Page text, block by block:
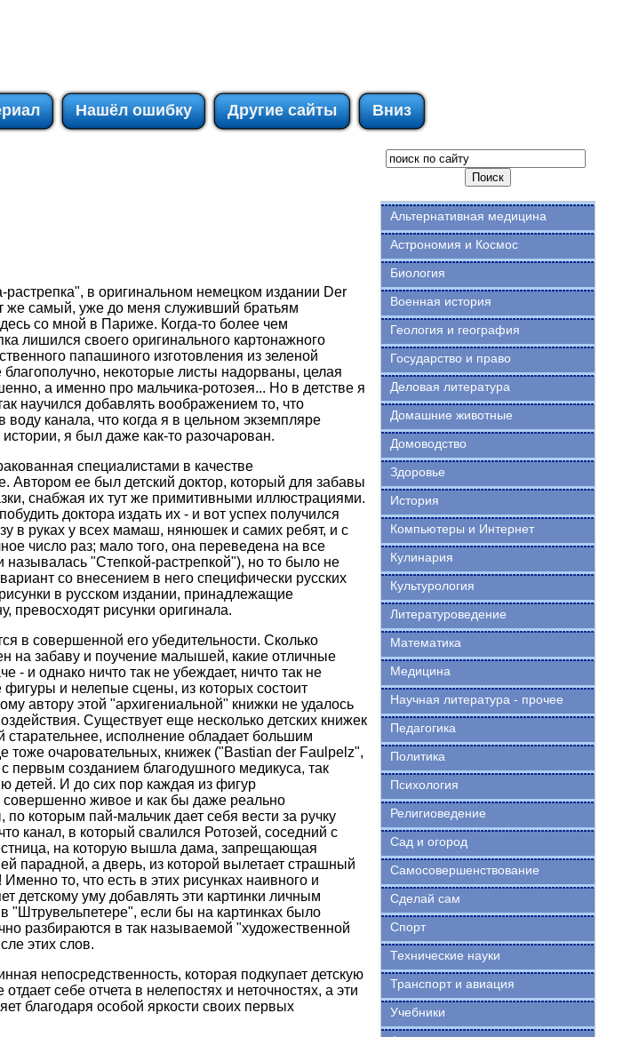
Нашёл ошибку Другие сайты Вниз
в оригинальном немецком издании Der
же самый, уже до меня служивший братьям
со мной в Париже. Когда-то более чем
лишился своего оригинального картонажного
папашиного изготовления из зеленой
некоторые листы надорваны, целая
а именно про мальчика-ротозея... Но в детстве я
научился добавлять воображением то, что
воду канала, что когда я в цельном экземпляре
я был даже как-то разочарован.
специалистами в качестве
Автором ее был детский доктор, который для забавы
снабжая их тут же примитивными иллюстрациями.
доктора издать их - и вот успех получился
в руках у всех мамаш, нянюшек и самих ребят, и с
число раз; мало того, она переведена на все
"Степкой-растрепкой"), но то было не
со внесением в него специфически русских
в русском издании, принадлежащие
превосходят рисунки оригинала.
в совершенной его убедительности. Сколько
на забаву и поучение малышей, какие отличные
- и однако ничто так не убеждает, ничто так не
и нелепые сцены, из которых состоит
автору этой "архигениальной" книжки не удалось
Существует еще несколько детских книжек
исполнение обладает большим
тоже очаровательных, книжек ("Bastian der Faulpelz",
первым созданием благодушного медикуса, так
детей. И до сих пор каждая из фигур
совершенно живое и как бы даже реально
которым пай-мальчик дает себя вести за ручку
канал, в который свалился Ротозей, соседний с
на которую вышла дама, запрещающая
парадной, а дверь, из которой вылетает страшный
то, что есть в этих рисунках наивного и
детскому уму добавлять эти картинки личным
если бы на картинках было
разбираются в так называемой "художественной
этих слов.
непосредственность, которая подкупает детскую
себе отчета в нелепостях и неточностях, а эти
благодаря особой яркости своих первых
Альтернативная медицина
Астрономия и Космос
Биология
Военная история
Геология и география
Государство и право
Деловая литература
Домашние животные
Домоводство
Здоровье
История
Компьютеры и Интернет
Кулинария
Культурология
Литературоведение
Математика
Медицина
Научная литература - прочее
Педагогика
Политика
Психология
Религиоведение
Сад и огород
Самосовершенствование
Сделай сам
Спорт
Технические науки
Транспорт и авиация
Учебники